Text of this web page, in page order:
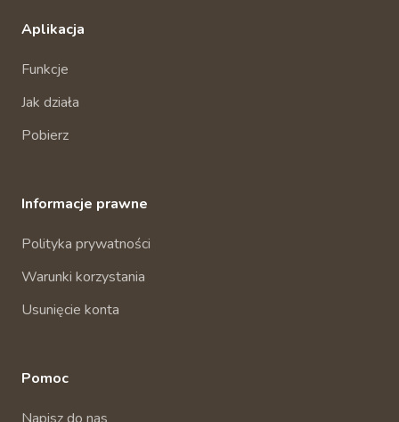
Aplikacja
Funkcje
Jak działa
Pobierz
Informacje prawne
Polityka prywatności
Warunki korzystania
Usunięcie konta
Pomoc